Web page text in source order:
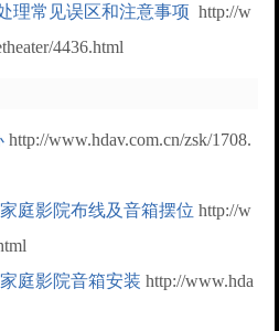
理常见误区和注意事项 http://w
4436.html
http://www.hdav.com.cn/zsk/1708.
庭影院布线及音箱摆位 http://w
庭影院音箱安装 http://www.hda